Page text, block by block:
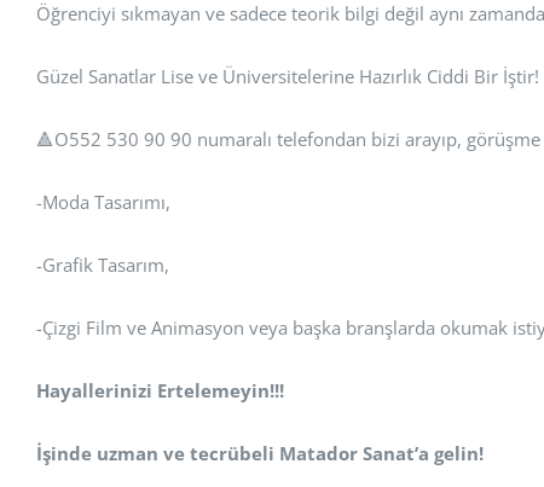
Öğrenciyi sıkmayan ve sadece teorik bilgi değil aynı
Güzel Sanatlar Lise ve Üniversitelerine Hazırlık Ciddi Bir İştir!
🔺️O552 530 90 90 numaralı telefondan bizi arayıp, görüşme
-Moda Tasarımı,
-Grafik Tasarım,
-Çizgi Film ve Animasyon veya başka branşlarda okumak
Hayallerinizi Ertelemeyin!!!
İşinde uzman ve tecrübeli Matador Sanat’a gelin!